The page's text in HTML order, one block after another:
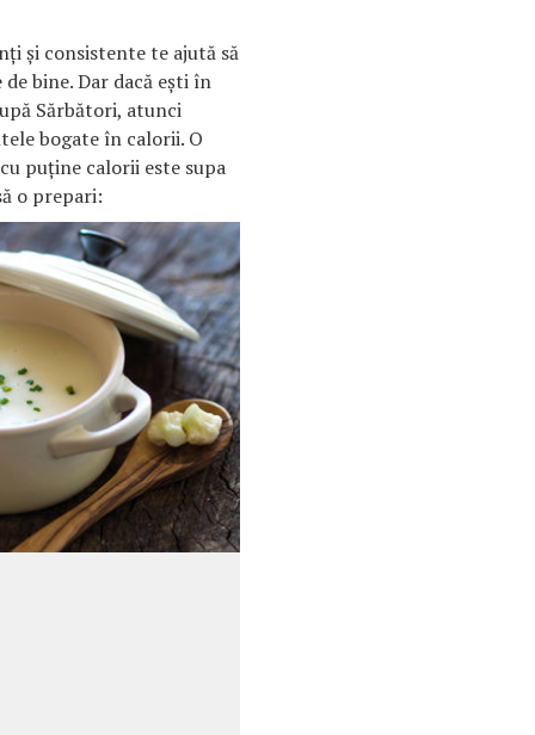
și consistente te ajută să
bine. Dar dacă ești în
Sărbători, atunci
bogate în calorii. O
puține calorii este supa
o prepari: